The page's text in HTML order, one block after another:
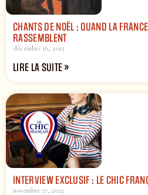
CHANTS DE NOËL : QUAND LA
RASSEMBLENT
décembre 16, 2025
LIRE LA SUITE »
INTERVIEW EXCLUSIF : LE CHIC
novembre 27, 2025